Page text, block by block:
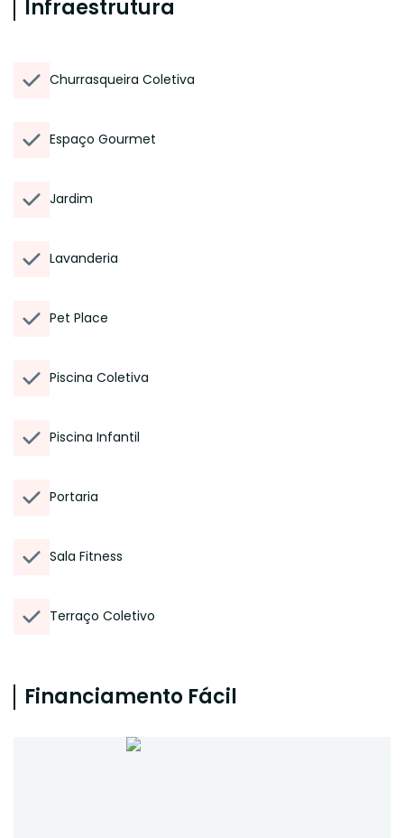
Infraestrutura
Churrasqueira Coletiva
Espaço Gourmet
Jardim
Lavanderia
Pet Place
Piscina Coletiva
Piscina Infantil
Portaria
Sala Fitness
Terraço Coletivo
Financiamento Fácil